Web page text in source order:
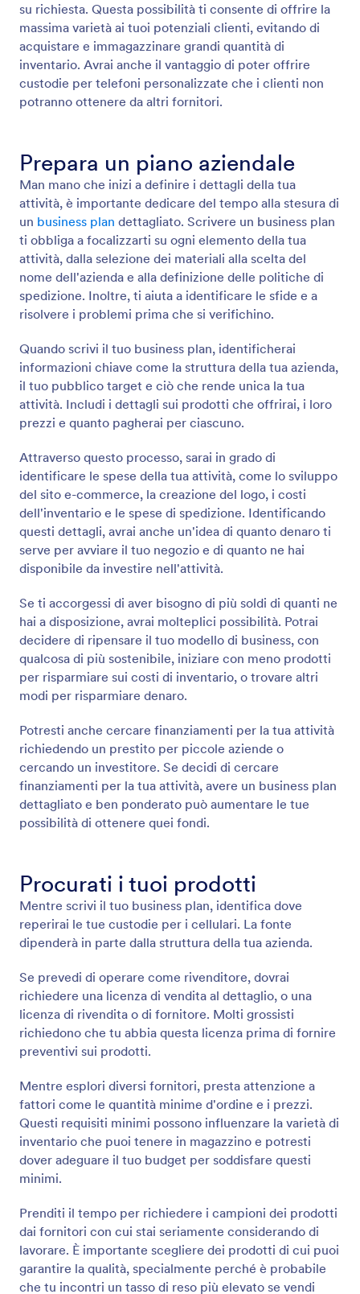
su richiesta. Questa possibilità ti consente di offrire la
massima varietà ai tuoi potenziali clienti, evitando di
acquistare e immagazzinare grandi quantità di
inventario. Avrai anche il vantaggio di poter offrire
custodie per telefoni personalizzate che i clienti non
potranno ottenere da altri fornitori.
Prepara un piano aziendale
Man mano che inizi a definire i dettagli della tua
attività, è importante dedicare del tempo alla stesura di
un business plan dettagliato. Scrivere un business plan
ti obbliga a focalizzarti su ogni elemento della tua
attività, dalla selezione dei materiali alla scelta del
nome dell'azienda e alla definizione delle politiche di
spedizione. Inoltre, ti aiuta a identificare le sfide e a
risolvere i problemi prima che si verifichino.
Quando scrivi il tuo business plan, identificherai
informazioni chiave come la struttura della tua azienda,
il tuo pubblico target e ciò che rende unica la tua
attività. Includi i dettagli sui prodotti che offrirai, i loro
prezzi e quanto pagherai per ciascuno.
Attraverso questo processo, sarai in grado di
identificare le spese della tua attività, come lo sviluppo
del sito e-commerce, la creazione del logo, i costi
dell'inventario e le spese di spedizione. Identificando
questi dettagli, avrai anche un'idea di quanto denaro ti
serve per avviare il tuo negozio e di quanto ne hai
disponibile da investire nell'attività.
Se ti accorgessi di aver bisogno di più soldi di quanti ne
hai a disposizione, avrai molteplici possibilità. Potrai
decidere di ripensare il tuo modello di business, con
qualcosa di più sostenibile, iniziare con meno prodotti
per risparmiare sui costi di inventario, o trovare altri
modi per risparmiare denaro.
Potresti anche cercare finanziamenti per la tua attività
richiedendo un prestito per piccole aziende o
cercando un investitore. Se decidi di cercare
finanziamenti per la tua attività, avere un business plan
dettagliato e ben ponderato può aumentare le tue
possibilità di ottenere quei fondi.
Procurati i tuoi prodotti
Mentre scrivi il tuo business plan, identifica dove
reperirai le tue custodie per i cellulari. La fonte
dipenderà in parte dalla struttura della tua azienda.
Se prevedi di operare come rivenditore, dovrai
richiedere una licenza di vendita al dettaglio, o una
licenza di rivendita o di fornitore. Molti grossisti
richiedono che tu abbia questa licenza prima di fornire
preventivi sui prodotti.
Mentre esplori diversi fornitori, presta attenzione a
fattori come le quantità minime d'ordine e i prezzi.
Questi requisiti minimi possono influenzare la varietà di
inventario che puoi tenere in magazzino e potresti
dover adeguare il tuo budget per soddisfare questi
minimi.
Prenditi il tempo per richiedere i campioni dei prodotti
dai fornitori con cui stai seriamente considerando di
lavorare. È importante scegliere dei prodotti di cui puoi
garantire la qualità, specialmente perché è probabile
che tu incontri un tasso di reso più elevato se vendi